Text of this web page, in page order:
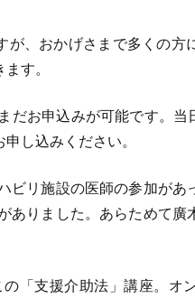
、おかげさまで多くの方
す。
だお申込みが可能です。当
し込みください。
リ施設の医師の参加があ
りました。あらためて廣
「支援介助法」講座。オ